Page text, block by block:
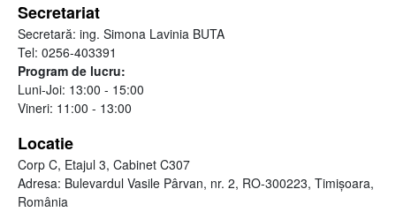
Secretariat
Secretară: ing. Simona Lavinia BUTA
Tel: 0256-403391
Program de lucru:
Luni-Joi: 13:00 - 15:00
Vineri: 11:00 - 13:00
Locatie
Corp C, Etajul 3, Cabinet C307
Adresa: Bulevardul Vasile Pârvan, nr. 2, RO-300223, Timişoara,
România